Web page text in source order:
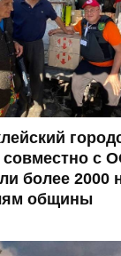
совместно с
более 2000
общины